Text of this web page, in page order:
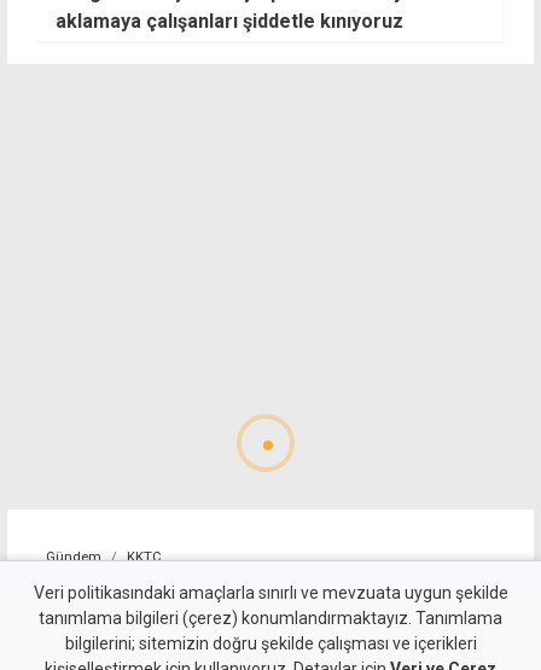
aklamaya çalışanları şiddetle kınıyoruz
Gündem KKTC
Savaşan'dan çalıştay
vurgusu: Yalnız UBP'nin
Veri politikasındaki amaçlarla sınırlı ve mevzuata uygun şekilde
tanımlama bilgileri (çerez) konumlandırmaktayız. Tanımlama
bilgilerini; sitemizin doğru şekilde çalışması ve içerikleri